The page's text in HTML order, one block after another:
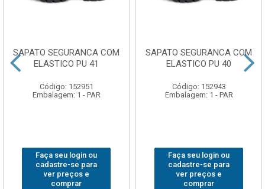
SAPATO SEGURANCA COM
ELASTICO PU 41
Código: 152951
Embalagem: 1 - PAR
Faça seu login ou
cadastre-se para
ver preços e
comprar
SAPATO SEGURANCA COM
ELASTICO PU 40
Código: 152943
Embalagem: 1 - PAR
Faça seu login ou
cadastre-se para
ver preços e
comprar